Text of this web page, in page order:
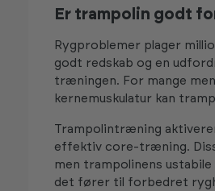
Er trampolin godt
Rygproblemer plager
godt redskab og en
træningen. For mange
kernemuskulatur kan
Trampolintræning
effektiv core-træning.
men trampolinens
det fører til forbedret